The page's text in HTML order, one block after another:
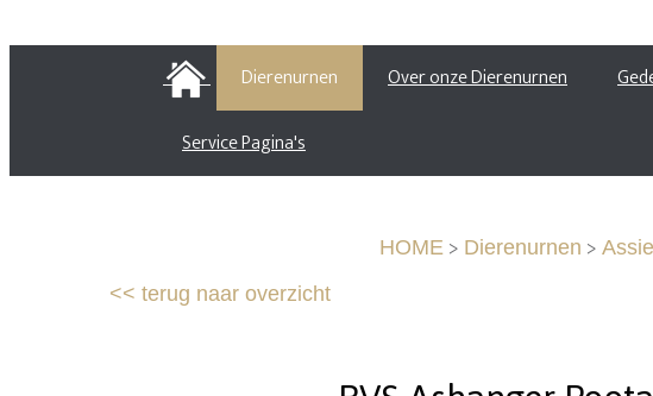
HOME Dierenurnen Over onze Dierenurnen
Service Pagina's
HOME > Dierenurnen >
<< terug naar overzicht